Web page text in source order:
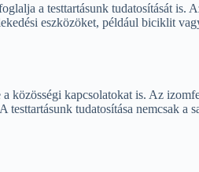
a testtartásunk tudatosítását is.
eszközöket, például biciklit
kapcsolatokat is. Az
tudatosítása nemcsak a